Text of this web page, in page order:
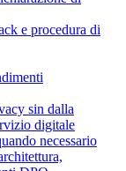
e procedura di
sin dalla
digitale
necessario